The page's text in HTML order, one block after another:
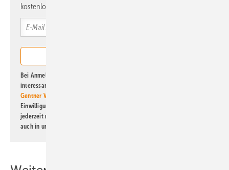
kostenlos direkt ins Postfach.
Bei Anmeldung zu diesem Newsletter bin ich damit einverstanden, über
interessante Verlags- und Online-Angebote
Gentner Verlag GmbH & Co. KG
Einwilligung kann ich jederzeit widerrufen und eine Abmeldung ist
jederzeit möglich. Informationen zum Umgang mit Daten finden Sie
auch in unserer